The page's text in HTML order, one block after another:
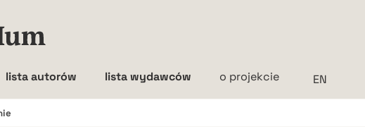
lista autorów lista wydawców o projekcie